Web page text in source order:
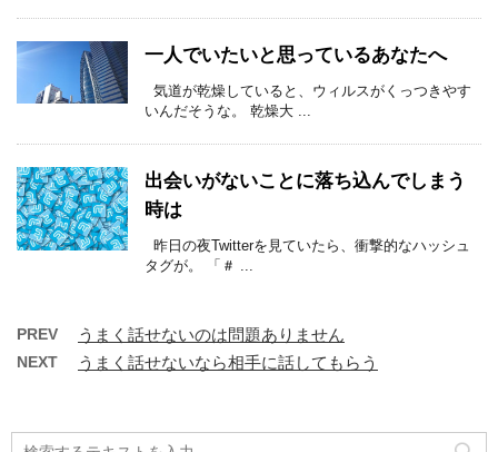
一人でいたいと思っているあなたへ
気道が乾燥していると、ウィルスがくっつきやす
いんだそうな。 乾燥大 ...
出会いがないことに落ち込んでしまう
時は
昨日の夜Twitterを見ていたら、衝撃的なハッシュ
タグが。 「＃ ...
PREV うまく話せないのは問題ありません
NEXT うまく話せないなら相手に話してもらう